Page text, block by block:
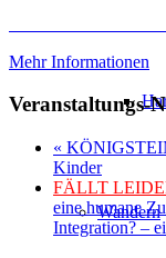
Wandern
Mehr Informationen
Veranstaltungs-
«
Kinder
FÄLLT
eine humane
Integration? –